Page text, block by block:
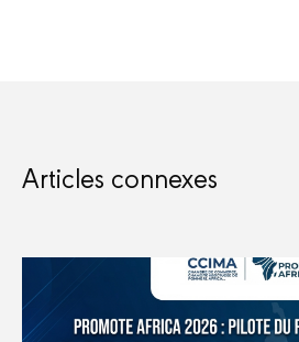
Articles connexes